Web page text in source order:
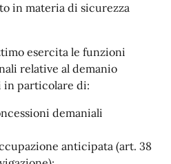
in materia di sicurezza
esercita le funzioni
relative al demanio
in particolare di:
demaniali
anticipata (art. 38